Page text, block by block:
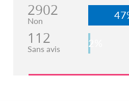
2902
Non
112
Sans avis 2%